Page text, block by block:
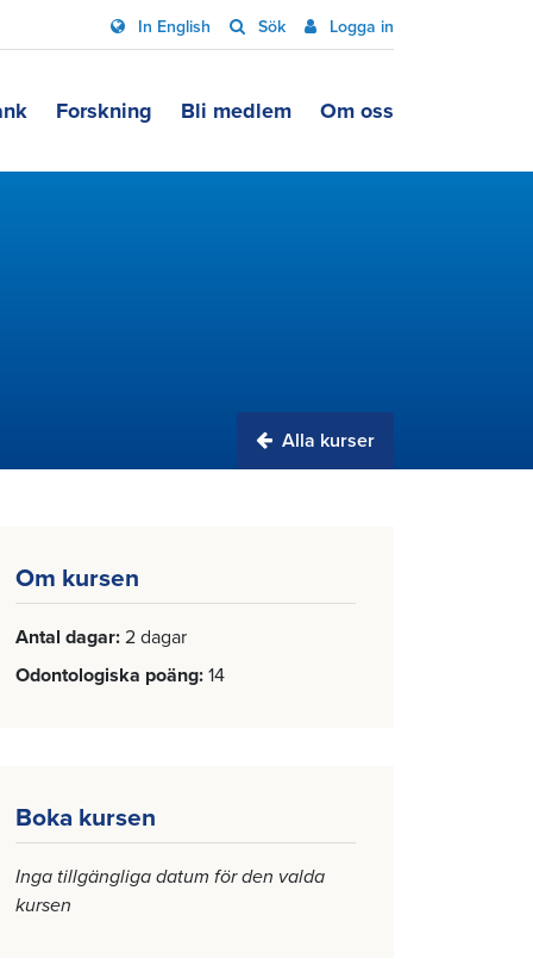
In English Sök Logga in
Forskning Bli medlem Om oss
Alla kurser
Om kursen
Antal dagar 2 dagar
Odontologiska poäng 14
Boka kursen
Inga tillgängliga datum för den valda
kursen